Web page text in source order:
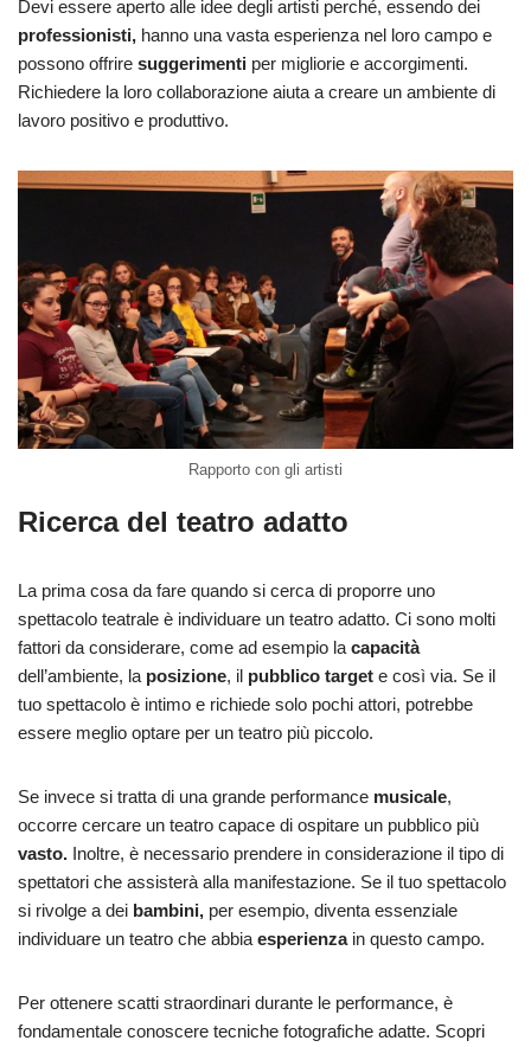
Devi essere aperto alle idee degli artisti perché, essendo dei
professionisti, hanno una vasta esperienza nel loro campo e
possono offrire suggerimenti per migliorie e accorgimenti.
Richiedere la loro collaborazione aiuta a creare un ambiente di
lavoro positivo e produttivo.
Rapporto con gli artisti
Ricerca del teatro adatto
La prima cosa da fare quando si cerca di proporre uno
spettacolo teatrale è individuare un teatro adatto. Ci sono molti
fattori da considerare, come ad esempio la capacità
dell’ambiente, la posizione, il pubblico target e così via. Se il
tuo spettacolo è intimo e richiede solo pochi attori, potrebbe
essere meglio optare per un teatro più piccolo.
Se invece si tratta di una grande performance musicale,
occorre cercare un teatro capace di ospitare un pubblico più
vasto. Inoltre, è necessario prendere in considerazione il tipo di
spettatori che assisterà alla manifestazione. Se il tuo spettacolo
si rivolge a dei bambini, per esempio, diventa essenziale
individuare un teatro che abbia esperienza in questo campo.
Per ottenere scatti straordinari durante le performance, è
fondamentale conoscere tecniche fotografiche adatte. Scopri